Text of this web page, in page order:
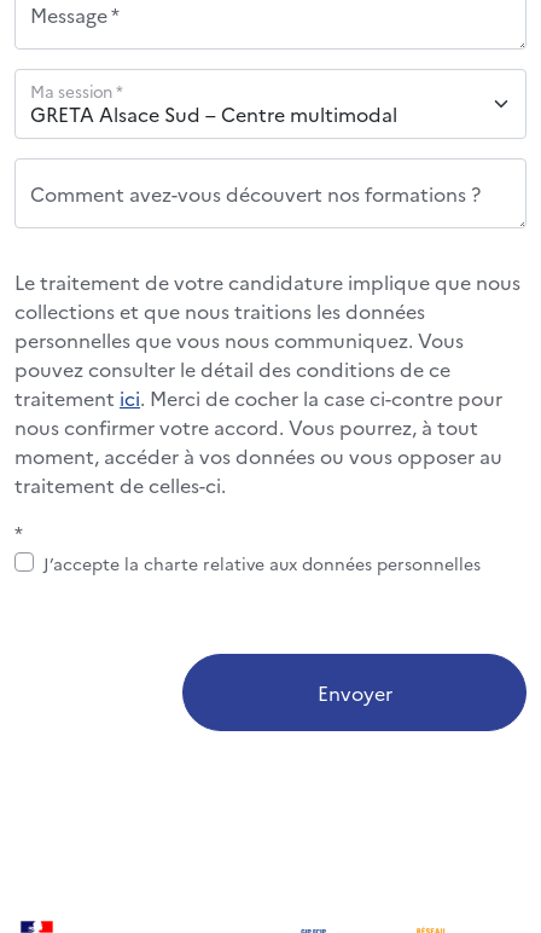
Message *
Ma session *
Comment avez-vous découvert nos formations ?
Le traitement de votre candidature implique que nous
collections et que nous traitions les données
personnelles que vous nous communiquez. Vous
pouvez consulter le détail des conditions de ce
traitement ici. Merci de cocher la case ci-contre pour
nous confirmer votre accord. Vous pourrez, à tout
moment, accéder à vos données ou vous opposer au
traitement de celles-ci.
*
J’accepte la charte relative aux données personnelles
Envoyer